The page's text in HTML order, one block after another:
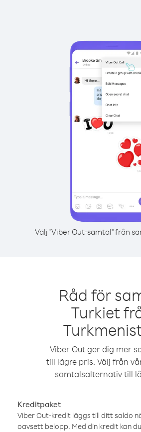
Välj "Viber Out-samtal" från
Råd för
Turkiet
Viber Out ger dig mer
till lägre pris. Välj från
samtalsalternativ till
Kreditpaket
Viber Out-kredit läggs till ditt saldo
oavsett belopp. Med din kredit kan